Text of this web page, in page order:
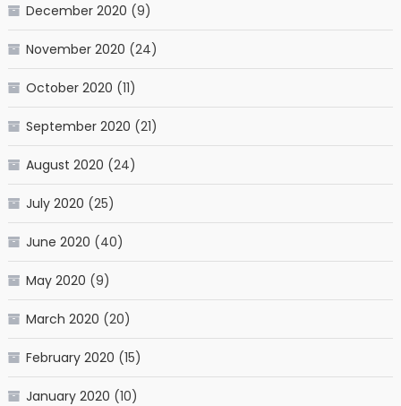
December 2020 (9)
November 2020 (24)
October 2020 (11)
September 2020 (21)
August 2020 (24)
July 2020 (25)
June 2020 (40)
May 2020 (9)
March 2020 (20)
February 2020 (15)
January 2020 (10)